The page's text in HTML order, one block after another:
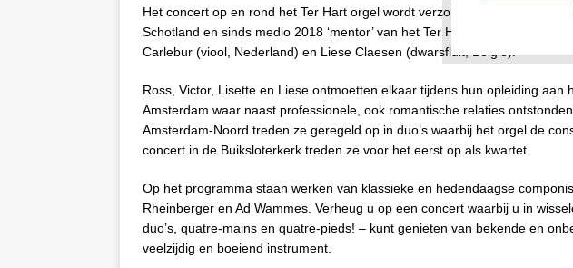
Het concert op en rond het Ter Hart orgel wordt verzorgd door vier jonge
Schotland en sinds medio 2018 ‘mentor’ van het Ter Hart orgel), Victor
Carlebur (viool, Nederland) en Liese Claesen (dwarsfluit, België).
Ross, Victor, Lisette en Liese ontmoetten elkaar tijdens hun opleiding aan
Amsterdam waar naast professionele, ook romantische relaties
Amsterdam-Noord treden ze geregeld op in duo’s waarbij het orgel de
concert in de Buiksloterkerk treden ze voor het eerst op als kwartet.
Op het programma staan werken van klassieke en hedendaagse
Rheinberger en Ad Wammes. Verheug u op een concert waarbij u in
duo’s, quatre-mains en quatre-pieds! – kunt genieten van bekende en
veelzijdig en boeiend instrument.